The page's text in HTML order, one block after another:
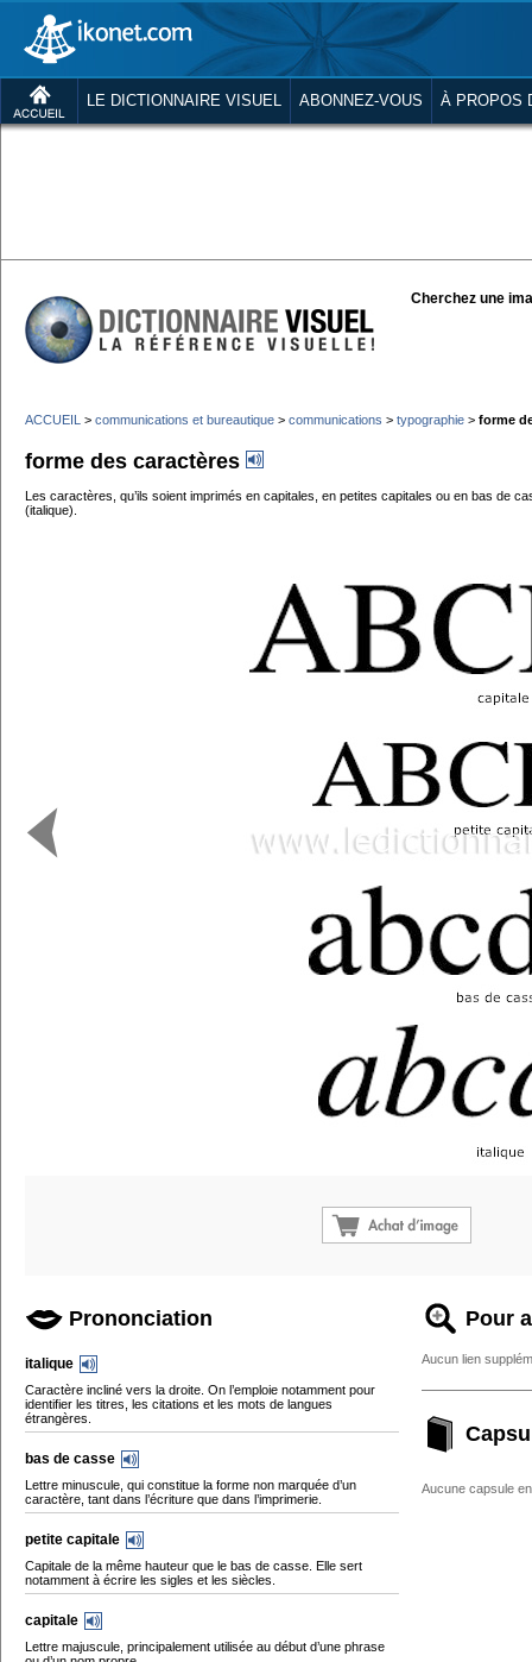
LE DICTIONNAIRE VISUEL ABONNEZ-VOUS À PROPOS
Cherchez une
ACCUEIL > communications et bureautique > communications > typographie > forme
forme des caractères
Les caractères, qu’ils soient imprimés en capitales, en petites capitales ou en bas de
(italique).
Prononciation
italique
Caractère incliné vers la droite. On l’emploie notamment pour
identifier les titres, les citations et les mots de langues
étrangères.
bas de casse
Lettre minuscule, qui constitue la forme non marquée d’un
caractère, tant dans l’écriture que dans l’imprimerie.
petite capitale
Capitale de la même hauteur que le bas de casse. Elle sert
notamment à écrire les sigles et les siècles.
capitale
Lettre majuscule, principalement utilisée au début d’une phrase
Pour
Aucun lien
Aucune capsule